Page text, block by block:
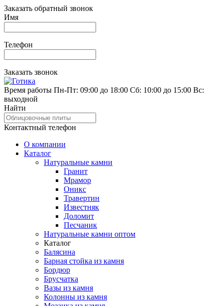
Заказать обратный звонок
Имя
Телефон
Заказать звонок
Время работы Пн-Пт: 09:00 до 18:00 Сб: 10:00 до 15:00 Вс:
выходной
Найти
Контактный телефон
О компании
Каталог
Натуральные камни
Гранит
Мрамор
Оникс
Травертин
Известняк
Доломит
Песчаник
Натуральные камни оптом
Каталог
Балясина
Барная стойка из камня
Бордюр
Брусчатка
Вазы из камня
Колонны из камня